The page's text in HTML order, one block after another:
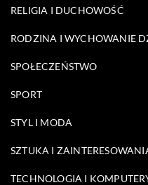
RELIGIA I DUCHOWOŚĆ
RODZINA I WYCHOWANIE
SPOŁECZEŃSTWO
SPORT
STYL I MODA
SZTUKA I
TECHNOLOGIA I